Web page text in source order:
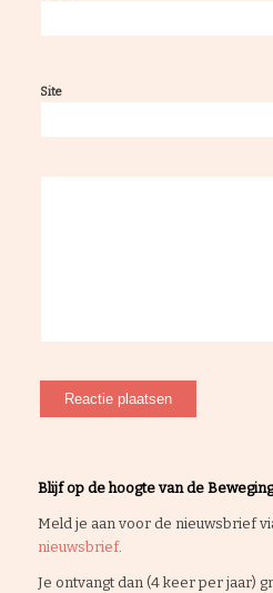
Site
Blijf op de hoogte van de
Meld je aan voor de nieuwsbrief
nieuwsbrief.
Je ontvangt dan (4 keer per jaar)